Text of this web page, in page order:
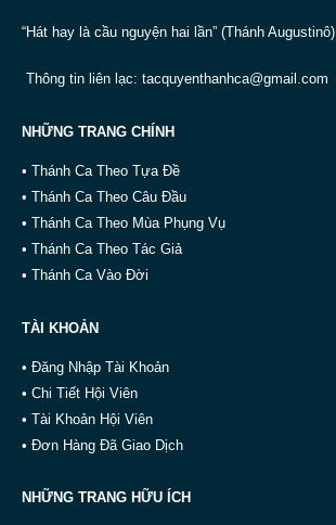
“Hát hay là cầu nguyện hai lần” (Thánh Augustinô)
Thông tin liên lạc: tacquyenthanhca@gmail.com
NHỮNG TRANG CHÍNH
• Thánh Ca Theo Tựa Đề
• Thánh Ca Theo Câu Đầu
• Thánh Ca Theo Mùa Phụng Vụ
• Thánh Ca Theo Tác Giả
• Thánh Ca Vào Đời
TÀI KHOẢN
• Đăng Nhập Tài Khoản
• Chi Tiết Hội Viên
• Tài Khoản Hội Viên
• Đơn Hàng Đã Giao Dịch
NHỮNG TRANG HỮU ÍCH